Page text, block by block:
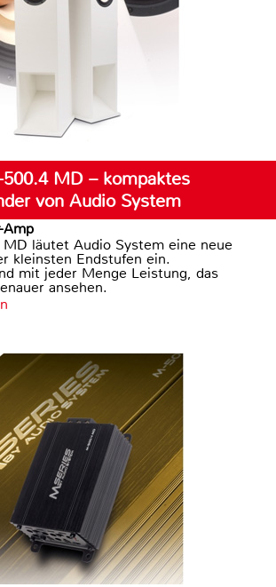
MD – kompaktes
von Audio System
Amp
läutet Audio System eine neue
kleinsten Endstufen ein.
mit jeder Menge Leistung, das
ansehen.